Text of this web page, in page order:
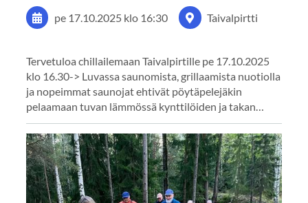
pe 17.10.2025 klo 16:30 Taivalpirtti
Tervetuloa chillailemaan Taivalpirtille pe 17.10.2025
klo 16.30-> Luvassa saunomista, grillaamista nuotiolla
ja nopeimmat saunojat ehtivät pöytäpelejäkin
pelaamaan tuvan lämmössä kynttilöiden ja takan…